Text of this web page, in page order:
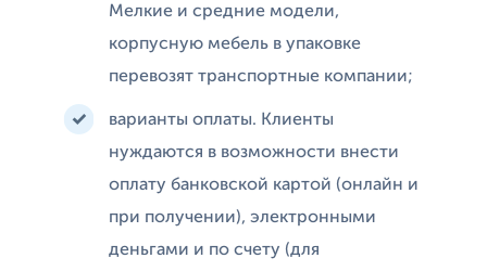
Мелкие и средние модели,
корпусную мебель в упаковке
перевозят транспортные компании;
варианты оплаты. Клиенты
нуждаются в возможности внести
оплату банковской картой (онлайн и
при получении), электронными
деньгами и по счету (для